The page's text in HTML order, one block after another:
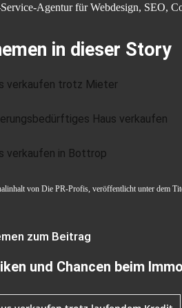
Agentur für Webdesign, SEO,
in dieser Story
verkaufen trotz Mieter
Haus verkaufen
verkaufen in Bottrop
von Die PR-Profis, veröffentlicht unter dem
zum Beitrag
und Chancen beim